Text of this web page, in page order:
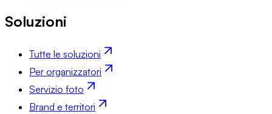
Soluzioni
Tutte le soluzioni
Per organizzatori
Servizio foto
Brand e territori